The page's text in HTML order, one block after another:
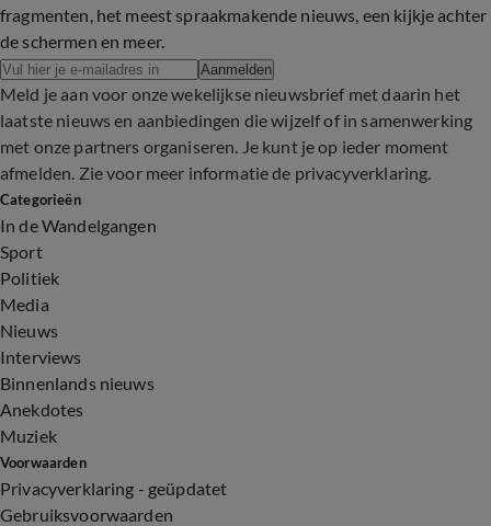
fragmenten, het meest spraakmakende nieuws, een kijkje achter
de schermen en meer.
Aanmelden
Meld je aan voor onze wekelijkse nieuwsbrief met daarin het
laatste nieuws en aanbiedingen die wijzelf of in samenwerking
met onze partners organiseren. Je kunt je op ieder moment
afmelden. Zie voor meer informatie de privacyverklaring.
Categorieën
In de Wandelgangen
Sport
Politiek
Media
Nieuws
Interviews
Binnenlands nieuws
Anekdotes
Muziek
Voorwaarden
Privacyverklaring - geüpdatet
Gebruiksvoorwaarden